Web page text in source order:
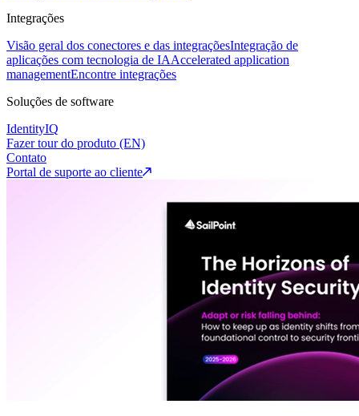
Integrações
Visão geral dos conectores e das integraçõesIntegração de
aplicações com tecnologia de IAAccelerated application
managementEncontre integrações
Soluções de software
IdentityIQ
Fazer tour do produto (EN)
Contato
Portal de suporte ao cliente